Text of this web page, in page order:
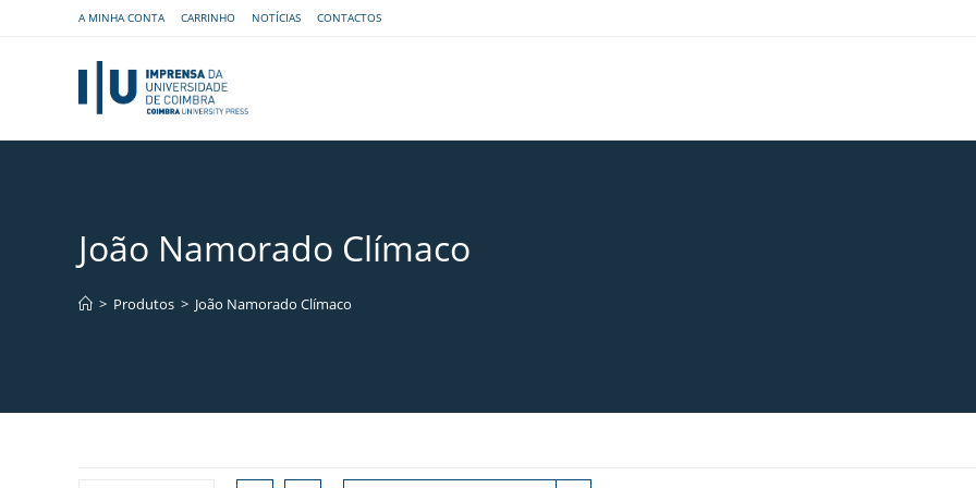
A MINHA CONTA CARRINHO NOTÍCIAS CONTACTOS
João Namorado Clímaco
> Produtos > João Namorado Clímaco